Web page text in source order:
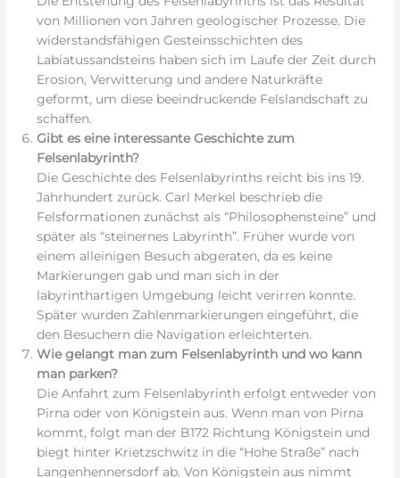
von Millionen von Jahren geologischer Prozesse. Die
widerstandsfähigen Gesteinsschichten des
Labiatussandsteins haben sich im Laufe der Zeit durch
Erosion, Verwitterung und andere Naturkräfte
geformt, um diese beeindruckende Felslandschaft zu
schaffen.
Gibt es eine interessante Geschichte zum
Felsenlabyrinth?
Die Geschichte des Felsenlabyrinths reicht bis ins 19.
Jahrhundert zurück. Carl Merkel beschrieb die
Felsformationen zunächst als “Philosophensteine” und
später als “steinernes Labyrinth”. Früher wurde von
einem alleinigen Besuch abgeraten, da es keine
Markierungen gab und man sich in der
labyrinthartigen Umgebung leicht verirren konnte.
Später wurden Zahlenmarkierungen eingeführt, die
den Besuchern die Navigation erleichterten.
Wie gelangt man zum Felsenlabyrinth und wo kann
man parken?
Die Anfahrt zum Felsenlabyrinth erfolgt entweder von
Pirna oder von Königstein aus. Wenn man von Pirna
kommt, folgt man der B172 Richtung Königstein und
biegt hinter Krietzschwitz in die “Hohe Straße” nach
Langenhennersdorf ab. Von Königstein aus nimmt